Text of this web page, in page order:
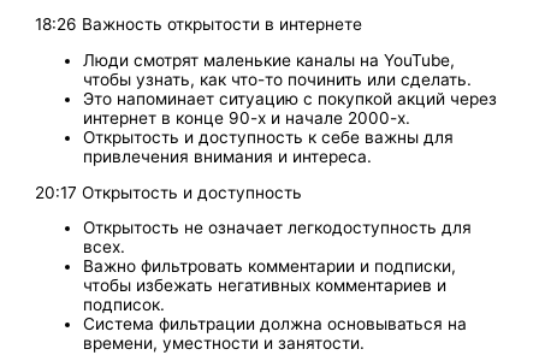
18:26 Важность открытости в интернете
Люди смотрят маленькие каналы на YouTube,
чтобы узнать, как что-то починить или сделать.
Это напоминает ситуацию с покупкой акций через
интернет в конце 90-х и начале 2000-х.
Открытость и доступность к себе важны для
привлечения внимания и интереса.
20:17 Открытость и доступность
Открытость не означает легкодоступность для
всех.
Важно фильтровать комментарии и подписки,
чтобы избежать негативных комментариев и
подписок.
Система фильтрации должна основываться на
времени, уместности и занятости.